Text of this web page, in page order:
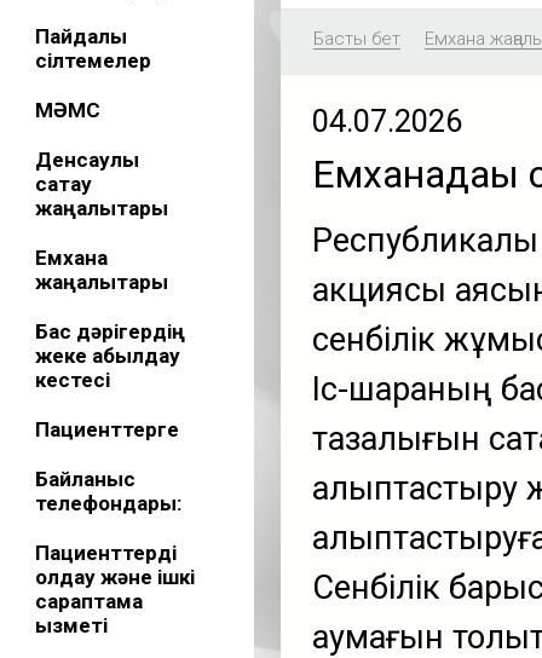
Пайдалы
сілтемелер
МӘМС
Денсаулық
сақтау
жаңалықтары
Емхана
жаңалықтары
Бас дәрігердің
жеке қабылдау
кестесі
Пациенттерге
Байланыс
телефондары:
Пациенттерді
қолдау және ішкі
сараптама
қызметі
Басты бет Емхана
04.07.2026
Емханадағы
акциясы
сенбілік
Іс-шараның
тазалығын
қалыптастыру
Сенбілік
аумағын